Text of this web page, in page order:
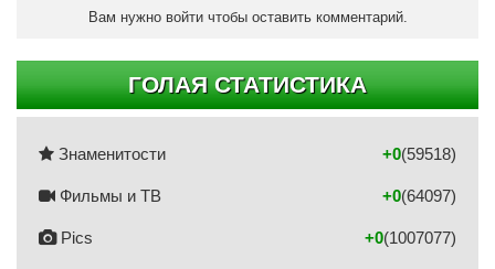
Вам нужно войти чтобы оставить комментарий.
ГОЛАЯ СТАТИСТИКА
Знаменитости (59518)
+0
Фильмы и ТВ (64097)
+0
Pics (1007077)
+0